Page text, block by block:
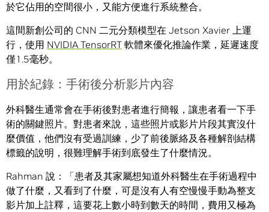
於它佔用的空間很小，又能方便進行系統整合。
這間新創公司的 CNN 二元分類模型在 Jetson Xavier 上運
行，使用 NVIDIA TensorRT 軟體來優化推論作業，延遲速度
僅1.5毫秒。
用於紀錄：手術後分析影片內容
外科醫生通常會在手術後對患者進行簡報，讓患者看一下手
術的關鍵照片。對患者來說，這些照片或影片片段其實沒什
麼價值，他們沒有受過訓練，少了前後脈絡及各種解剖結構
標籤的說明，很難理解手術到底發生了什麼情況。
Rahman 說：「患者及其家屬想知道外科醫生在手術過程中
做了什麼，又看到了什麼，可是沒有人有空慢慢手動為整支
影片加上註釋，這要花上數小時到數天的時間，費用又極為